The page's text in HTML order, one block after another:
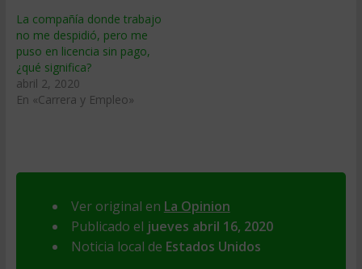
La compañía donde trabajo
no me despidió, pero me
puso en licencia sin pago,
¿qué significa?
abril 2, 2020
En «Carrera y Empleo»
Ver original en La Opinion
Publicado el jueves abril 16, 2020
Noticia local de Estados Unidos